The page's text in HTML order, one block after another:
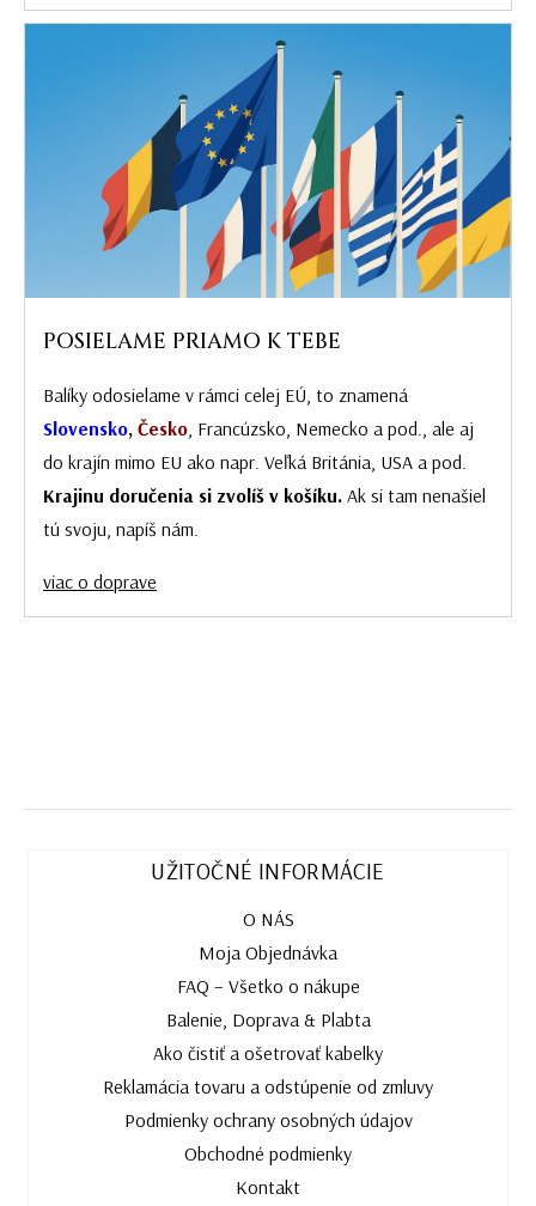
POSIELAME PRIAMO K TEBE
Balíky odosielame v rámci celej EÚ, to znamená
Slovensko, Česko , Francúzsko, Nemecko a pod., ale aj
do krajín mimo EU ako napr. Veľká Británia, USA a pod.
Krajinu doručenia si zvolíš v košíku. Ak si tam nenašiel
tú svoju, napíš nám.
viac o doprave
UŽITOČNÉ INFORMÁCIE
O NÁS
Moja Objednávka
FAQ – Všetko o nákupe
Balenie, Doprava & Plabta
Ako čistiť a ošetrovať kabelky
Reklamácia tovaru a odstúpenie od zmluvy
Podmienky ochrany osobných údajov
Obchodné podmienky
Kontakt